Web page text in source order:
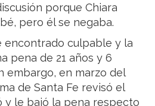
porque Chiara
pero él se negaba.
encontrado culpable y la
pena de 21 años y 6
embargo, en marzo del
de Santa Fe revisó el
y le bajó la pena respecto